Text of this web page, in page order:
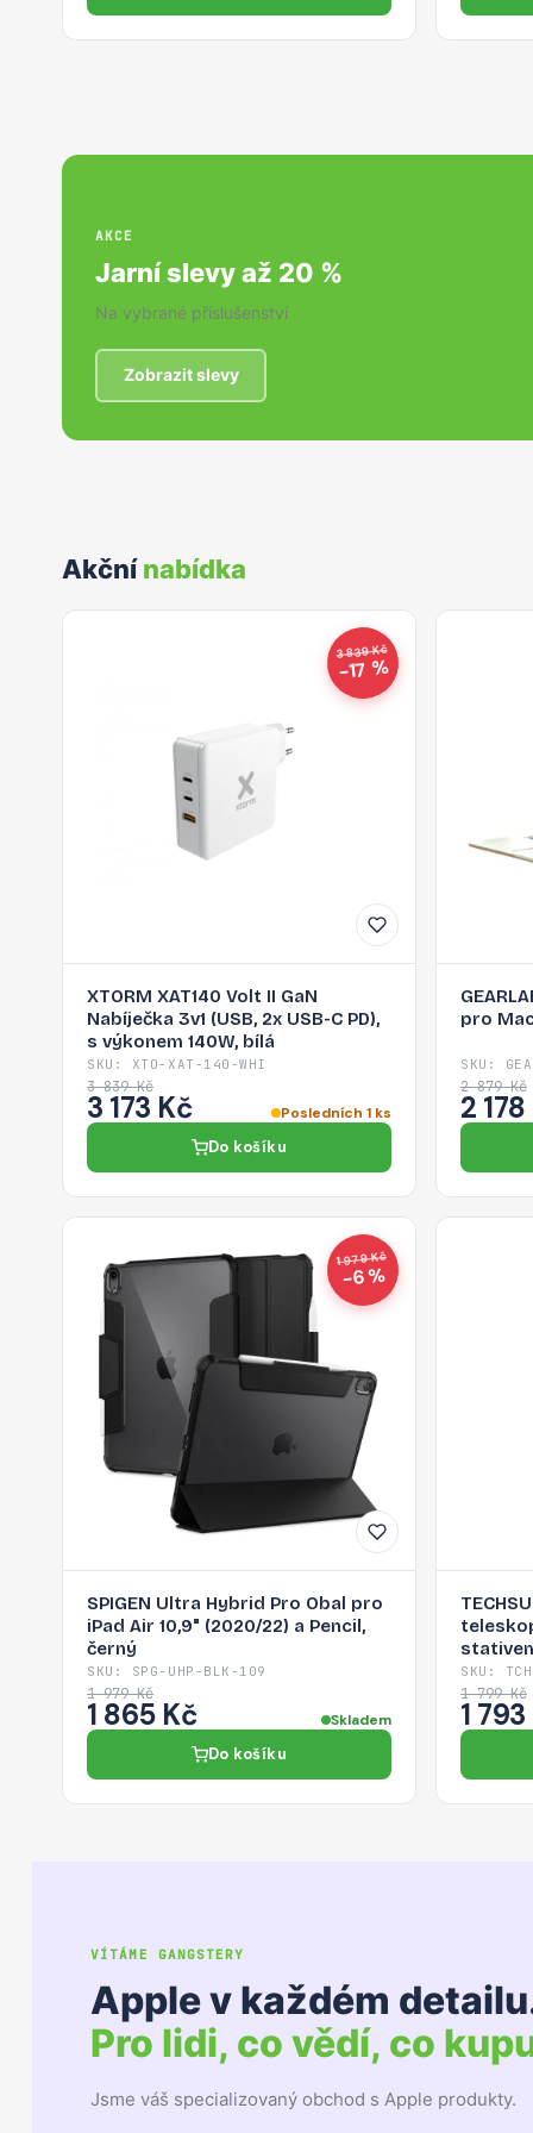
AKCE
Jarní slevy až 20 %
Na vybrané příslušenství
Zobrazit slevy
Akčnínabídka
3 839 Kč
−17 %
XTORM XAT140 Volt II GaN
Nabíječka 3v1 (USB, 2x USB-C PD),
s výkonem 140W, bílá
SKU: XTO-XAT-140-WHI
3 839 Kč
3 173 Kč Posledních 1 ks
Do košíku
pro
SKU:
2 879 Kč
2
1 979 Kč
−6 %
SPIGEN Ultra Hybrid Pro Obal pro
iPad Air 10,9" (2020/22) a Pencil,
černý
SKU: SPG-UHP-BLK-109
1 979 Kč
1 865 Kč Skladem
Do košíku
černá
SKU:
1 799 Kč
1
VÍTÁME GANGSTERY
Apple v každém
Pro lidi, co vědí, co
Jsme váš specializovaný obchod s Apple produkty.